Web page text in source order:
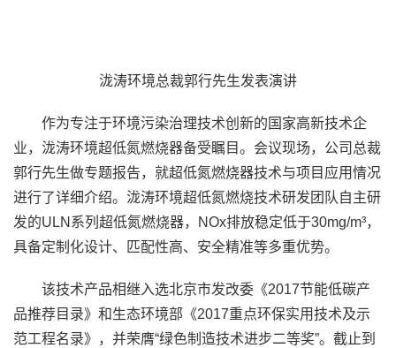
泷涛环境总裁郭行先生发表演讲
作为专注于环境污染治理技术创新的国家高新技术企
业，泷涛环境超低氮燃烧器备受瞩目。会议现场，公司总裁
郭行先生做专题报告，就超低氮燃烧器技术与项目应用情况
进行了详细介绍。泷涛环境超低氮燃烧技术研发团队自主研
发的ULN系列超低氮燃烧器，NOx排放稳定低于30mg/m³，
具备定制化设计、匹配性高、安全精准等多重优势。
该技术产品相继入选北京市发改委《2017节能低碳产
品推荐目录》和生态环境部《2017重点环保实用技术及示
范工程名录》，并荣膺“绿色制造技术进步二等奖”。截止到